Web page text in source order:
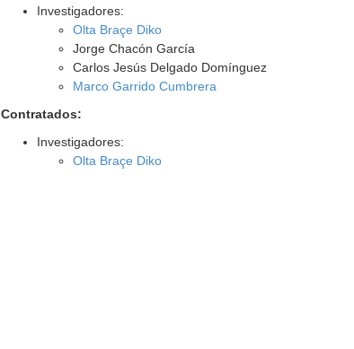
Investigadores:
Olta Braçe Diko
Jorge Chacón García
Carlos Jesús Delgado Domínguez
Marco Garrido Cumbrera
Contratados:
Investigadores:
Olta Braçe Diko